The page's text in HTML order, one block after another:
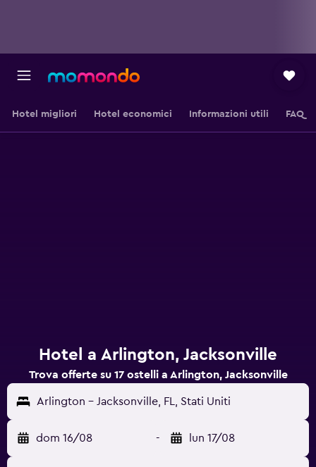
Hotel migliori Hotel economici Informazioni utili FAQ
Hotel a Arlington, Jacksonville
Trova offerte su 17 ostelli a Arlington, Jacksonville
Arlington - Jacksonville, FL, Stati Uniti
dom 16/08 - lun 17/08